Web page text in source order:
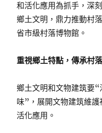
和活化應用為抓手，深
鄉土文明，鼎力推動村
省市級村落博物館。
重視鄉土特點，傳承村
鄉土文明和文物建筑要
味”，展開文物建筑維
活化應用。